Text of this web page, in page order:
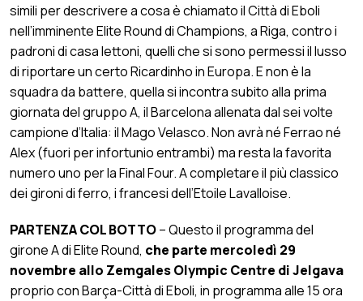
simili per descrivere a cosa è chiamato il Città di Eboli
nell’imminente Elite Round di Champions, a Riga, contro i
padroni di casa lettoni, quelli che si sono permessi il lusso
di riportare un certo Ricardinho in Europa. E non è la
squadra da battere, quella si incontra subito alla prima
giornata del gruppo A, il Barcelona allenata dal sei volte
campione d’Italia: il Mago Velasco. Non avrà né Ferrao né
Alex (fuori per infortunio entrambi) ma resta la favorita
numero uno per la Final Four. A completare il più classico
dei gironi di ferro, i francesi dell’Etoile Lavalloise.
PARTENZA COL BOTTO– Questo il programma del
girone A di Elite Round, che parte mercoledì 29
novembre allo Zemgales Olympic Centre di Jelgava
proprio con Barça-Città di Eboli, in programma alle 15 ora